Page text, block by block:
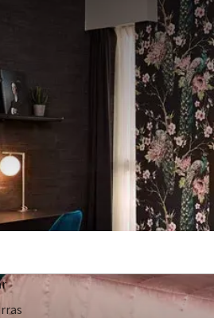
inclusief ontbijt! Overnacht op
van jouw vakantie en overnacht
tegoed op het gehele verblijf zodra u